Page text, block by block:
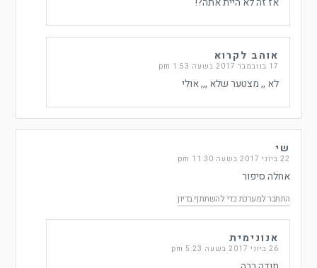
אוהב לקרוא
17 בנובמבר 2017 בשעה 1:53 pm
לא ,, מצטער שלא ,,, אולי
שי
22 ביוני 2017 בשעה 11:30 pm
אחלה סיפור
התחבר למערכת כדי להשתתף בדיון
אנונימית
26 ביוני 2017 בשעה 5:23 pm